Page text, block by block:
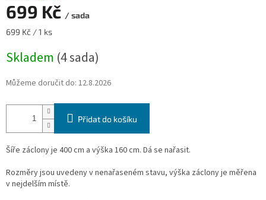
699 Kč / sada
Měrná
699 Kč / 1 ks
Skladem (4 sada)
Můžeme doručit do: 12.8.2026
Přidat do košíku
Šíře záclony je 400 cm a výška 160 cm. Dá se nařasit.
Rozměry jsou uvedeny v nenařaseném stavu, výška záclony je měřena
v nejdelším místě.